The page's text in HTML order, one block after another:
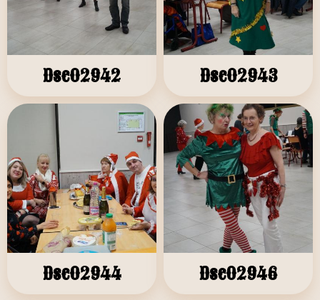
Dsc02942 Dsc02943
Dsc02944 Dsc02946